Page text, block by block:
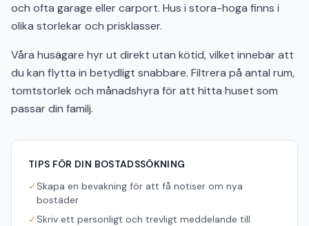
och ofta garage eller carport. Hus i stora-hoga finns i
olika storlekar och prisklasser.
Våra husägare hyr ut direkt utan kötid, vilket innebär att
du kan flytta in betydligt snabbare. Filtrera på antal rum,
tomtstorlek och månadshyra för att hitta huset som
passar din familj.
TIPS FÖR DIN BOSTADSSÖKNING
✓Skapa en bevakning för att få notiser om nya
bostäder
✓Skriv ett personligt och trevligt meddelande till